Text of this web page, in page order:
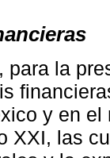
para la
y en
XXI, las